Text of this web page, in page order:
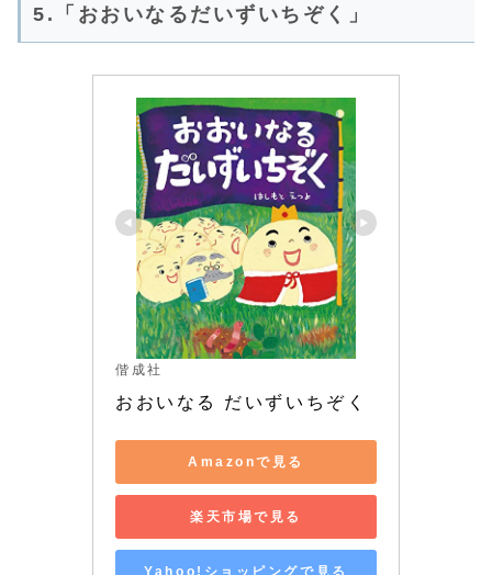
5.「おおいなるだいずいちぞく」
偕成社
おおいなる だいずいちぞく
Amazonで見る
楽天市場で見る
Yahoo!ショッピングで見る